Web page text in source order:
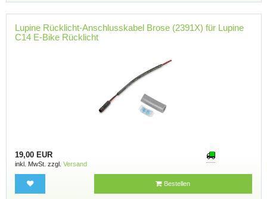
Lupine Rücklicht-Anschlusskabel Brose (2391X) für Lupine
C14 E-Bike Rücklicht
19,00 EUR
inkl. MwSt. zzgl. Versand
Bestellen